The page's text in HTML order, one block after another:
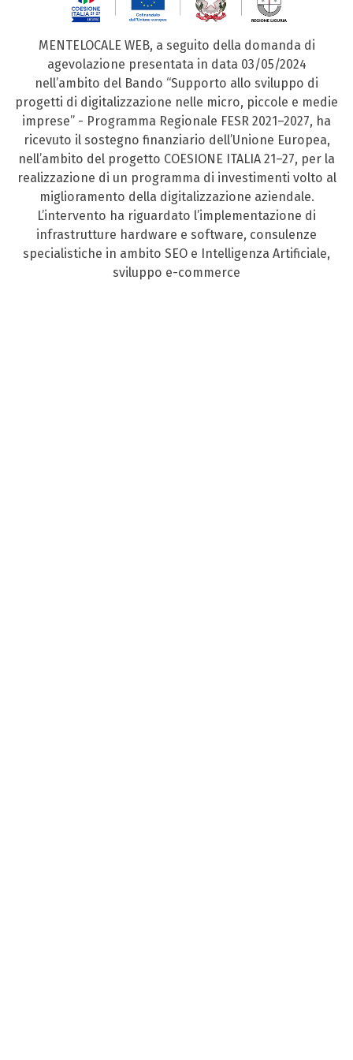
MENTELOCALE WEB, a seguito della domanda di
agevolazione presentata in data 03/05/2024
nell’ambito del Bando “Supporto allo sviluppo di
progetti di digitalizzazione nelle micro, piccole e medie
imprese” - Programma Regionale FESR 2021–2027, ha
ricevuto il sostegno finanziario dell’Unione Europea,
nell’ambito del progetto COESIONE ITALIA 21–27, per la
realizzazione di un programma di investimenti volto al
miglioramento della digitalizzazione aziendale.
L’intervento ha riguardato l’implementazione di
infrastrutture hardware e software, consulenze
specialistiche in ambito SEO e Intelligenza Artificiale,
sviluppo e-commerce